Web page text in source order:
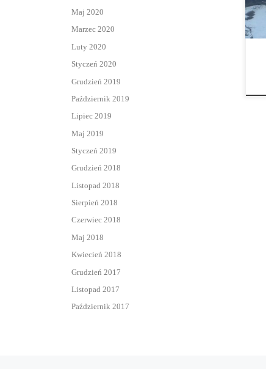
Maj 2020
Marzec 2020
Luty 2020
Styczeń 2020
Grudzień 2019
Październik 2019
Lipiec 2019
Maj 2019
Styczeń 2019
Grudzień 2018
Listopad 2018
Sierpień 2018
Czerwiec 2018
Maj 2018
Kwiecień 2018
Grudzień 2017
Listopad 2017
Październik 2017